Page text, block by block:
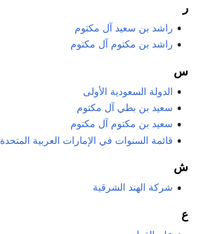
ر
راشد بن سعيد آل مكتوم
راشد بن مكتوم آل مكتوم
س
الدولة السعودية الأولى
سعيد بن بطي آل مكتوم
سعيد بن مكتوم آل مكتوم
قائمة السنوات في الإمارات العربية المتحدة
ش
شركة الهند الشرقية
ع